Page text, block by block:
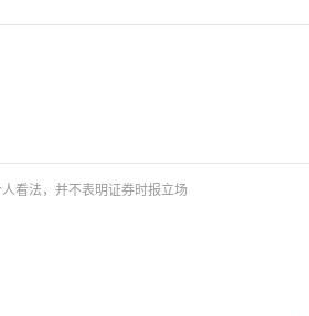
看法，并不表明证券时报立场